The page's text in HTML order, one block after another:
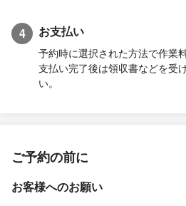
4 お支払い
予約時に選択された方法で作業
支払い完了後は領収書などを受
い。
ご予約の前に
お客様へのお願い